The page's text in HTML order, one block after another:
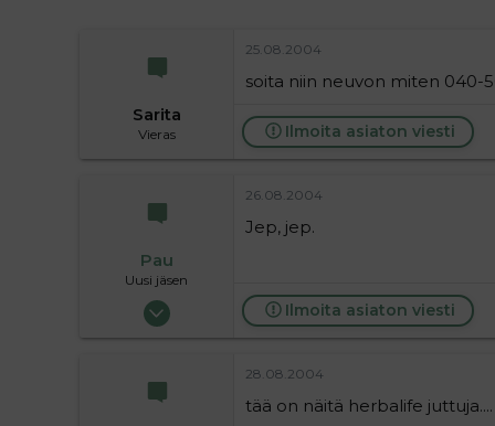
Sarita
Vieras
25.08.2004
soita niin neuvon miten 040-
Ilmoita asiaton viesti
Pau
Uusi jäsen
26.08.2004
26.08.2004
Jep, jep.
Ilmoita asiaton viesti
28.08.2004
tää on näitä herbalife juttuja....